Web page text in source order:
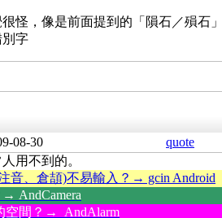
怪，像是前面提到的「隕石／殞石
字
08-30
quote
用不到的。
音、倉頡)不易輸入？→ gcin Android
AndCamera
空間？→ AndAlarm